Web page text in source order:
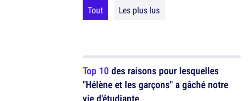
Tout Les plus lus
Top 10 des raisons pour lesquelles
"Hélène et les garçons" a gâché notre
vie d'étudiante